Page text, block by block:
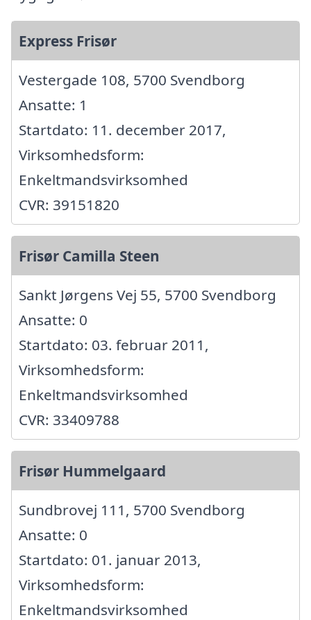
Express Frisør
Vestergade 108, 5700 Svendborg
Ansatte: 1
Startdato: 11. december 2017,
Virksomhedsform:
Enkeltmandsvirksomhed
CVR: 39151820
Frisør Camilla Steen
Sankt Jørgens Vej 55, 5700 Svendborg
Ansatte: 0
Startdato: 03. februar 2011,
Virksomhedsform:
Enkeltmandsvirksomhed
CVR: 33409788
Frisør Hummelgaard
Sundbrovej 111, 5700 Svendborg
Ansatte: 0
Startdato: 01. januar 2013,
Virksomhedsform:
Enkeltmandsvirksomhed